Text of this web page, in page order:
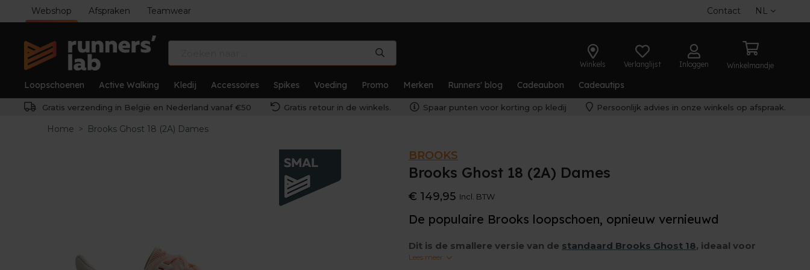
Webshop Afspraken Teamwear Contact NL
Winkels Verlanglijst Inloggen Winkelmandje
Loopschoenen Active Walking Kledij Accessoires Spikes Voeding Promo Merken Runners' blog Cadeaubon Cadeautips
Gratis verzending in België en Nederland vanaf €50 Gratis retour in de winkels. Spaar punten voor korting op kledij Persoonlijk advies in onze winkels op afspraak.
Home > Brooks Ghost 18 (2A) Dames
BROOKS
Brooks Ghost 18 (2A) Dames
€ 149,95 Incl. BTW
De populaire Brooks loopschoen, opnieuw vernieuwd
Dit is de smallere versie van de standaard Brooks Ghost 18, ideaal voor
lopers met smalle voeten.
Lees meer